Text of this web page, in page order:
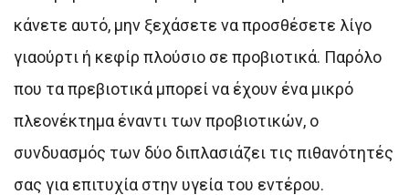
κάνετε αυτό, μην ξεχάσετε να προσθέσετε λίγο
γιαούρτι ή κεφίρ πλούσιο σε προβιοτικά. Παρόλο
που τα πρεβιοτικά μπορεί να έχουν ένα μικρό
πλεονέκτημα έναντι των προβιοτικών, ο
συνδυασμός των δύο διπλασιάζει τις πιθανότητές
σας για επιτυχία στην υγεία του εντέρου.